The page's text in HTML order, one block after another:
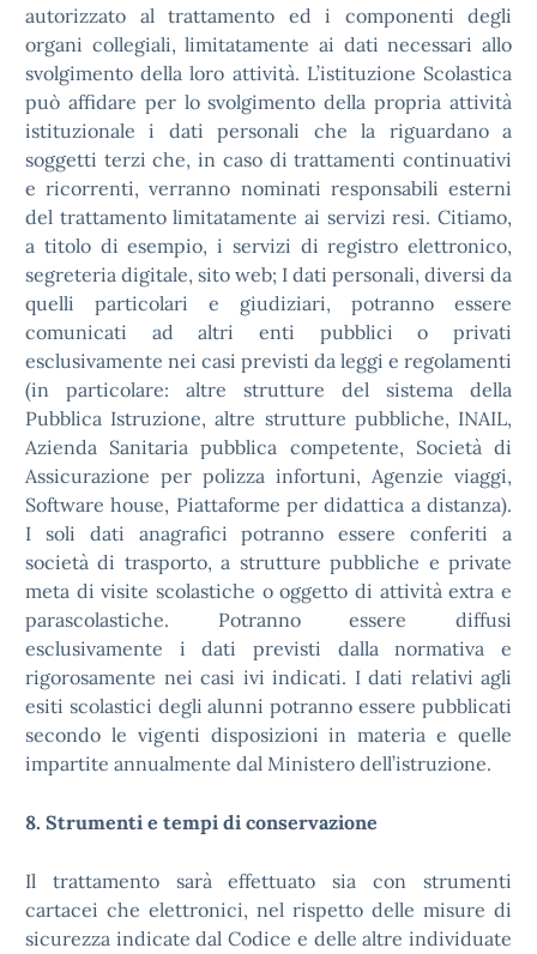
autorizzato al trattamento ed i componenti degli
organi collegiali, limitatamente ai dati necessari allo
svolgimento della loro attività. L’istituzione Scolastica
può affidare per lo svolgimento della propria attività
istituzionale i dati personali che la riguardano a
soggetti terzi che, in caso di trattamenti continuativi
e ricorrenti, verranno nominati responsabili esterni
del trattamento limitatamente ai servizi resi. Citiamo,
a titolo di esempio, i servizi di registro elettronico,
segreteria digitale, sito web; I dati personali, diversi da
quelli particolari e giudiziari, potranno essere
comunicati ad altri enti pubblici o privati
esclusivamente nei casi previsti da leggi e regolamenti
(in particolare: altre strutture del sistema della
Pubblica Istruzione, altre strutture pubbliche, INAIL,
Azienda Sanitaria pubblica competente, Società di
Assicurazione per polizza infortuni, Agenzie viaggi,
Software house, Piattaforme per didattica a distanza).
I soli dati anagrafici potranno essere conferiti a
società di trasporto, a strutture pubbliche e private
meta di visite scolastiche o oggetto di attività extra e
parascolastiche. Potranno essere diffusi
esclusivamente i dati previsti dalla normativa e
rigorosamente nei casi ivi indicati. I dati relativi agli
esiti scolastici degli alunni potranno essere pubblicati
secondo le vigenti disposizioni in materia e quelle
impartite annualmente dal Ministero dell’istruzione.
8. Strumenti e tempi di conservazione
Il trattamento sarà effettuato sia con strumenti
cartacei che elettronici, nel rispetto delle misure di
sicurezza indicate dal Codice e delle altre individuate